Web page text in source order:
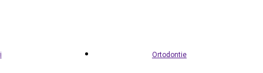
Ortodontie